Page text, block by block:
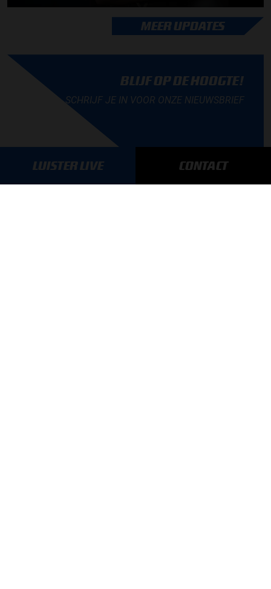
MEER UPDATES
BLIJF OP DE HOOGTE!
SCHRIJF JE IN VOOR ONZE NIEUWSBRIEF
LUISTER LIVE CONTACT